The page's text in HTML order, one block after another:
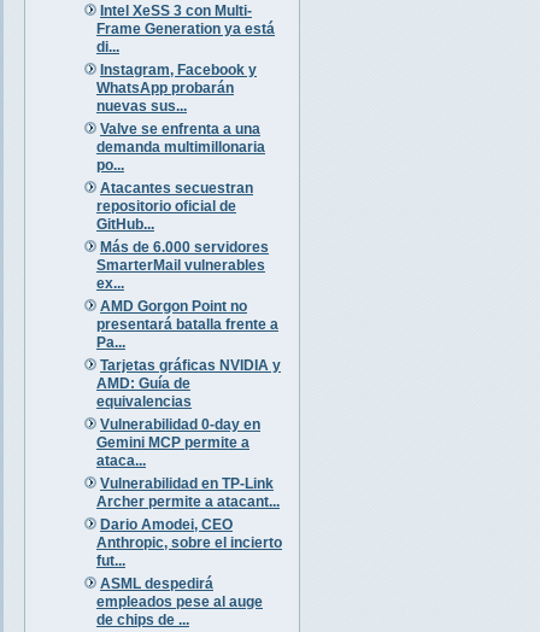
Intel XeSS 3 con Multi-
Frame Generation ya está
di...
Instagram, Facebook y
WhatsApp probarán
nuevas sus...
Valve se enfrenta a una
demanda multimillonaria
po...
Atacantes secuestran
repositorio oficial de
GitHub...
Más de 6.000 servidores
SmarterMail vulnerables
ex...
AMD Gorgon Point no
presentará batalla frente a
Pa...
Tarjetas gráficas NVIDIA y
AMD: Guía de
equivalencias
Vulnerabilidad 0-day en
Gemini MCP permite a
ataca...
Vulnerabilidad en TP-Link
Archer permite a atacant...
Dario Amodei, CEO
Anthropic, sobre el incierto
fut...
ASML despedirá
empleados pese al auge
de chips de ...